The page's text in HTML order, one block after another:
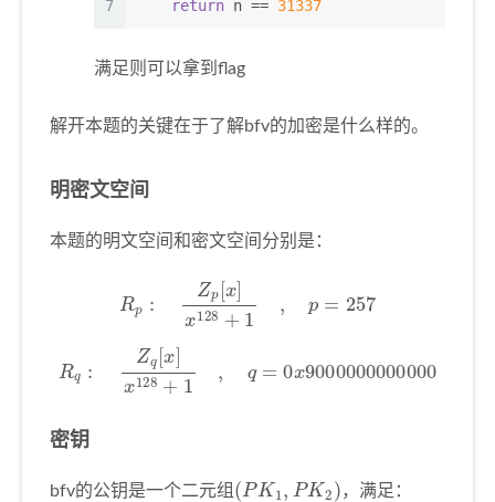
7
return n == 31337
满足则可以拿到flag
解开本题的关键在于了解bfv的加密是什么样的。
明密文空间
本题的明文空间和密文空间分别是：
[x ]x 128
[x x 128
密钥
bfv的公钥是一个二元组 (PK1 K2) ，满足：